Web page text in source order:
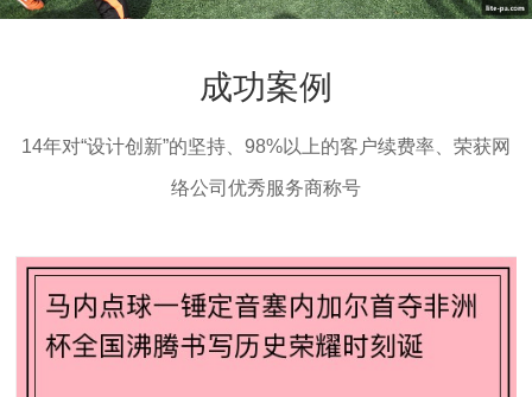
成功案例
14年对“设计创新”的坚持、98%以上的客户续费率、荣获网
络公司优秀服务商称号